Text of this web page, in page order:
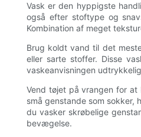
Vask er den hyppigste
også efter stoftype og
Kombination af meget
Brug koldt vand til det
eller sarte stoffer. Disse
vaskeanvisningen
Vend tøjet på vrangen for
små genstande som
du vasker skrøbelige
bevægelse.